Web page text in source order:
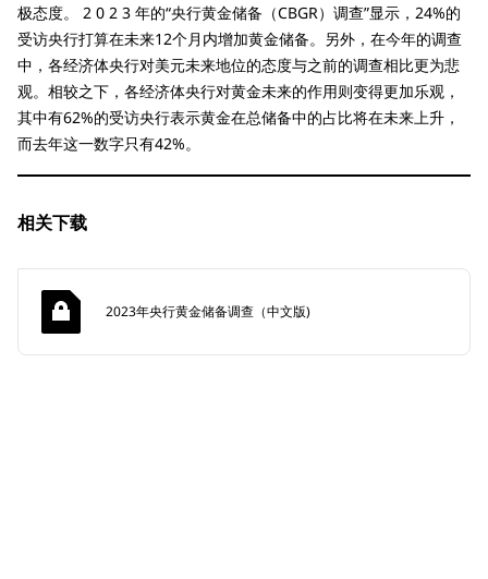
极态度。 2 0 2 3 年的“央行黄金储备（CBGR）调查”显示，24%的
受访央行打算在未来12个月内增加黄金储备。另外，在今年的调查
中，各经济体央行对美元未来地位的态度与之前的调查相比更为悲
观。相较之下，各经济体央行对黄金未来的作用则变得更加乐观，
其中有62%的受访央行表示黄金在总储备中的占比将在未来上升，
而去年这一数字只有42%。
相关下载
2023年央行黄金储备调查（中文版)